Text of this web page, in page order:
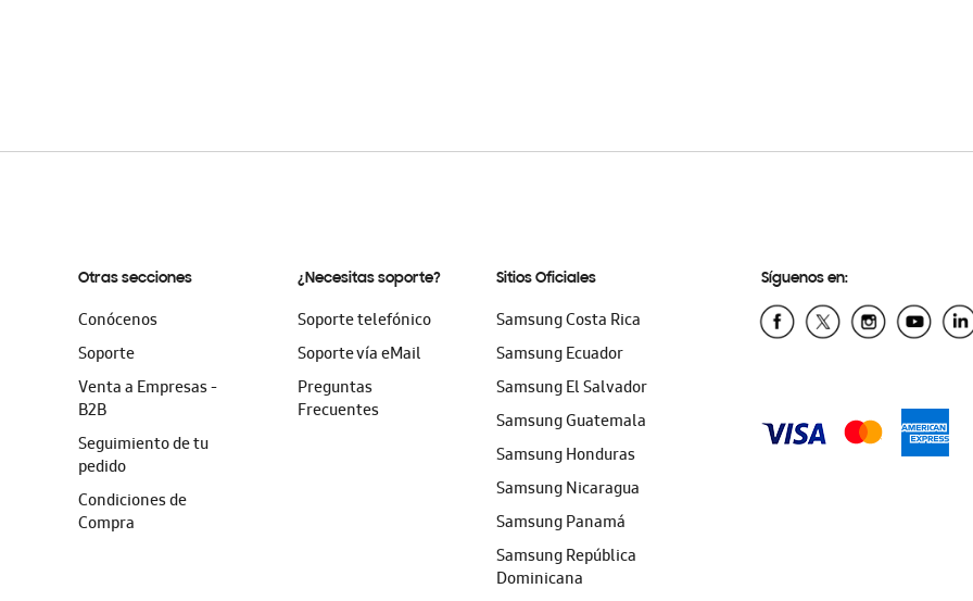
Otras secciones
Conócenos
Soporte
Venta a Empresas -
B2B
Seguimiento de tu
pedido
Condiciones de
Compra
¿Necesitas soporte?
Soporte telefónico
Soporte vía eMail
Preguntas
Frecuentes
Sitios Oficiales
Samsung Costa Rica
Samsung Ecuador
Samsung El Salvador
Samsung Guatemala
Samsung Honduras
Samsung Nicaragua
Samsung Panamá
Samsung República
Dominicana
Síguenos en: